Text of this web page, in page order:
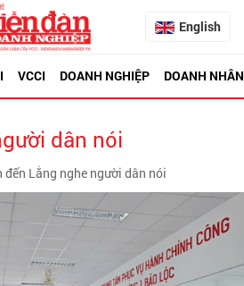
English
VCCI DOANH NGHIỆP DOANH NHÂN
dân nói
Lắng nghe người dân nói